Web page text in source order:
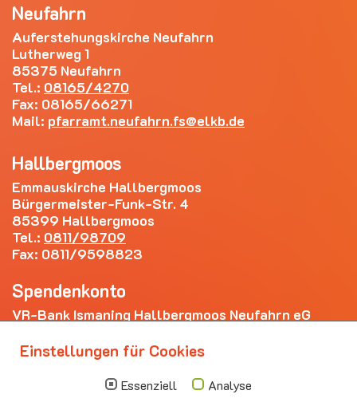
Neufahrn
Auferstehungskirche Neufahrn
Lutherweg 1
85375 Neufahrn
Tel.: 08165/4270
Fax: 08165/66271
Mail: pfarramt.neufahrn.fs elkb.de
Hallbergmoos
Emmauskirche Hallbergmoos
Bürgermeister-Funk-Str. 4
85399 Hallbergmoos
Tel.: 0811/98709
Fax: 0811/9598823
Spendenkonto
VR-Bank Ismaning Hallbergmoos Neufahrn eG
Die nächsten Termine
10.00 - 11.00
Einstellungen für Cookies
Essenziell
Analyse